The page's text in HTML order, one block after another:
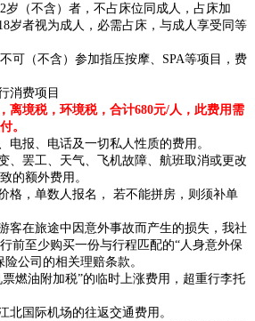
岁（不含）者，不占床位同成人，占床加
岁者视为成人，必需占床，与成人享受同等
可（不含）参加指压按摩、SPA等项目，费
消费项目
离境税，环境税，合计680元/人， 此费用需
。
电报、电话及一切私人性质的费用。
、罢工、天气、飞机故障、航班取消或更改
的额外费用。
格，单数人报名， 若不能拼房，则须补单
客在旅途中因意外事故而产生的损失，我社
前至少购买一份与行程匹配的“人身意外保
公司的相关理赔条款。
燃油附加税”的临时上涨费用，超重行李托
北国际机场的往返交通费用。